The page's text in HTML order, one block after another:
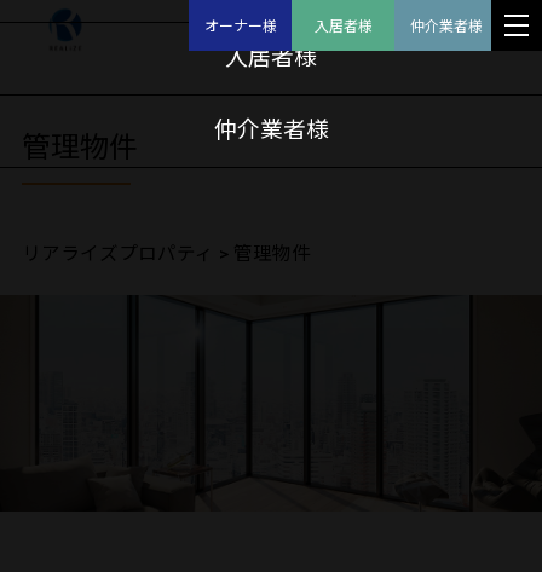
オーナー様 入居者様 仲介業者様
入居者様
仲介業者様
管理物件
リアライズプロパティ > 管理物件